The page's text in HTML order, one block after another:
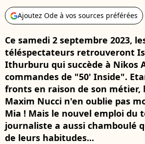
Ajoutez Ode à vos sources préférées
Ce samedi 2 septembre 2023,
téléspectateurs retrouveront
Ithurburu qui succède à Nikos
commandes de "50' Inside".
fronts en raison de son métier,
Maxim Nucci n'en oublie pas
Mia ! Mais le nouvel emploi du
journaliste a aussi chamboulé
de leurs habitudes...